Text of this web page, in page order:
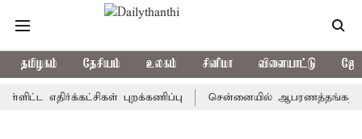
தமிழகம் தேசியம் உலகம் சினிமா விளையாட்டு
எதிர்க்கட்சிகள் புறக்கணிப்பு சென்னையில் ஆபரணத்தங்கத்தின்